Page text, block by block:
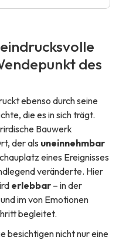
des
ebenso durch seine
die es in sich trägt.
Bauwerk
der als uneinnehmbar
eines Ereignisses
veränderte. Hier
erlebbar – in der
im von Emotionen
begleitet.
besichtigen nicht nur eine